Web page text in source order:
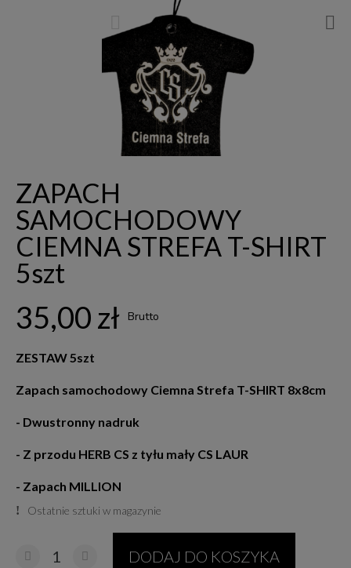
ZAPACH
SAMOCHODOWY
CIEMNA STREFA T-SHIRT
5szt
35,00 zł Brutto
ZESTAW 5szt
Zapach samochodowy Ciemna Strefa T-SHIRT 8x8cm
- Dwustronny nadruk
- Z przodu HERB CS z tyłu mały CS LAUR
- Zapach MILLION
Ostatnie sztuki w magazynie
DODAJ DO KOSZYKA